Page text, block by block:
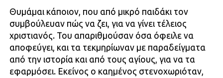
Θυμάμαι κάποιον, που από μικρό παιδάκι τον
συμβούλευαν πώς να ζει, για να γίνει τέλειος
χριστιανός. Του απαριθμούσαν όσα όφειλε να
αποφεύγει, και τα τεκμηρίωναν με παραδείγματα
από την ιστορία και από τους αγίους, για να τα
εφαρμόσει. Εκείνος ο καημένος στενοχωριόταν,